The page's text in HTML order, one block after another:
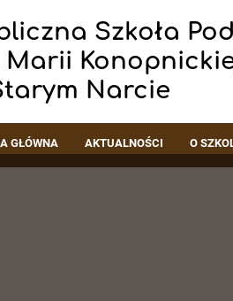
Szkoła
Marii
Narcie
GŁÓWNA AKTUALNOŚCI O